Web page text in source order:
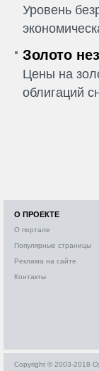
Уровень
Золото
Цены на
облигаций
О ПРОЕКТЕ
О портале
Популярные страницы
Реклама на сайте
Контакты
Copyright © 2003-2018